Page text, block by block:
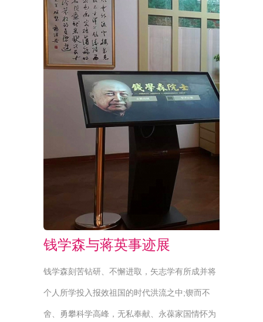
钱学森与蒋英事迹展
钱学森刻苦钻研、不懈进取，矢志学有所成并将
个人所学投入报效祖国的时代洪流之中;锲而不
舍、勇攀科学高峰，无私奉献、永葆家国情怀为